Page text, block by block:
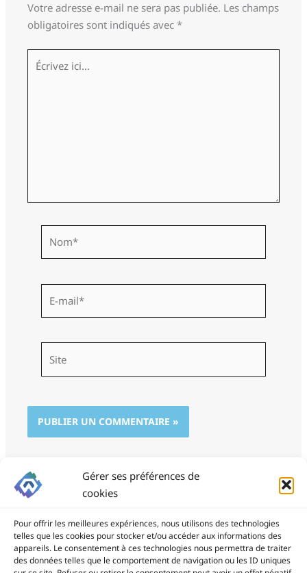
Gérer ses préférences de
cookies
Pour offrir les meilleures expériences, nous utilisons des technologies
telles que les cookies pour stocker et/ou accéder aux informations des
appareils. Le consentement à ces technologies nous permettra de traiter
des données telles que le comportement de navigation ou les ID uniques
Votre adresse e-mail ne sera pas publiée. Les champs
obligatoires sont indiqués avec*
Écrivez
ici…
mail*
ProSite - 06 85 94 34 21